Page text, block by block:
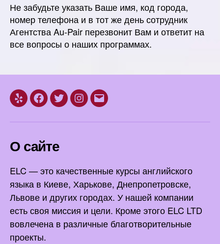
Не забудьте указать Ваше имя, код города,
номер телефона и в тот же день сотрудник
Агентства Au-Pair перезвонит Вам и ответит на
все вопросы о наших программах.
Yelp Facebook
TwitterInstagram
Email
О сайте
ELC — это качественные курсы английского
языка в Киеве, Харькове, Днепропетровске,
Львове и других городах. У нашей компании
есть своя миссия и цели. Кроме этого ELC LTD
вовлечена в различные благотворительные
проекты.